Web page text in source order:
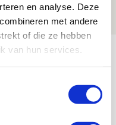
en analyse. Deze
met andere
of die ze hebben
van hun services.
meiden